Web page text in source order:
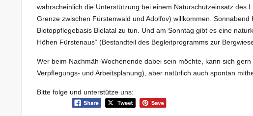
wahrscheinlich die Unterstützung bei einem Naturschutzeinsatz des
Grenze zwischen Fürstenwald und Adolfov) willkommen.
Biotoppflegebasis Bielatal zu tun. Und am Sonntag gibt es eine
Höhen Fürstenaus“ (Bestandteil des Begleitprogramms zur
Wer beim Nachmäh-Wochenende dabei sein möchte, kann sich
Verpflegungs- und Arbeitsplanung), aber natürlich auch spontan
Bitte folge und unterstütze uns: